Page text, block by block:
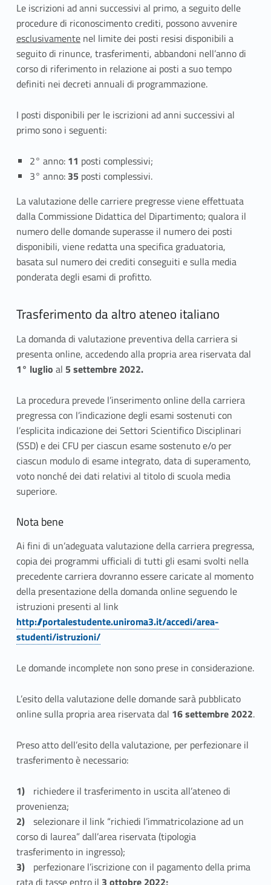
r
i
z
i
o
n
i
a
d
a
n
n
i
s
u
c
c
e
s
s
i
v
i
a
l
p
r
i
m
o
:
T
r
a
s
f
Le iscrizioni ad anni successivi al primo, a seguito delle
procedure di riconoscimento crediti, possono avvenire
esclusivamentenel limite dei posti resisi disponibili a
seguito di rinunce, trasferimenti, abbandoni nell’anno di
corso di riferimento in relazione ai posti a suo tempo
definiti nei decreti annuali di programmazione.
I posti disponibili per le iscrizioni ad anni successivi al
primo sono i seguenti:
2° anno: 11 posti complessivi;
3° anno: 35 posti complessivi.
La valutazione delle carriere pregresse viene effettuata
dalla Commissione Didattica del Dipartimento; qualora il
numero delle domande superasse il numero dei posti
disponibili, viene redatta una specifica graduatoria,
basata sul numero dei crediti conseguiti e sulla media
ponderata degli esami di profitto.
Trasferimento da altro ateneo italiano
La domanda di valutazione preventiva della carriera si
presenta online, accedendo alla propria area riservata dal
1° luglio al 5 settembre 2022.
La procedura prevede l’inserimento online della carriera
pregressa con l’indicazione degli esami sostenuti con
l’esplicita indicazione dei Settori Scientifico Disciplinari
(SSD) e dei CFU per ciascun esame sostenuto e/o per
ciascun modulo di esame integrato, data di superamento,
voto nonché dei dati relativi al titolo di scuola media
superiore.
Nota bene
Ai fini di un’adeguata valutazione della carriera pregressa,
copia dei programmi ufficiali di tutti gli esami svolti nella
precedente carriera dovranno essere caricate al momento
della presentazione della domanda online seguendo le
istruzioni presenti al link
http://portalestudente.uniroma3.it/accedi/area-
studenti/istruzioni/
Le domande incomplete non sono prese in considerazione.
L’esito della valutazione delle domande sarà pubblicato
online sulla propria area riservata dal 16 settembre 2022.
Preso atto dell’esito della valutazione, per perfezionare il
trasferimento è necessario:
richiedere il trasferimento in uscita all’ateneo di
provenienza;
selezionare il link “richiedi l’immatricolazione ad un
corso di laurea” dall’area riservata (tipologia
trasferimento in ingresso);
perfezionare l’iscrizione con il pagamento della prima
rata di tasse entro il 3 ottobre 2022;